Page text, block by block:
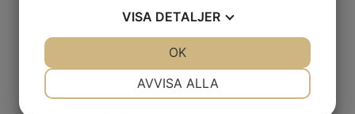
Jul-& Nyårsutställning i butiken
AntikWest Julkalender 2021
VISA DETALJER
AVVISA ALLA
OK